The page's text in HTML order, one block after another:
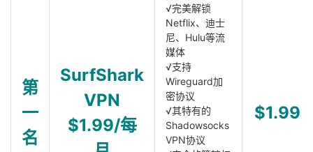
第
一
名
SurfShark
VPN
$1.99/每
√完美解锁
Netflix、迪士
尼、Hulu等流
媒体
√支持
Wireguard加
密协议
√其特有的
Shadowsocks
VPN协议
$1.99